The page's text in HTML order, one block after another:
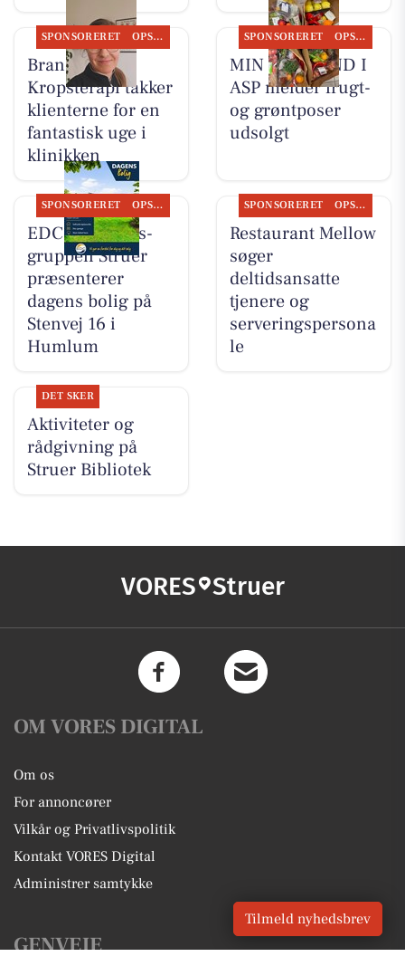
SPONSORERET OPSLAGSTAVLEN
Brandsborgs
Kropsterapi takker
klienterne for en
fantastisk uge i
klinikken
SPONSORERET OPSLAGSTAVLEN
MIN KØBMAND I
ASP melder frugt-
og grøntposer
udsolgt
SPONSORERET OPSLAGSTAVLEN
EDC Ejen­doms­
grup­pen Struer
præsenterer
dagens bolig på
Stenvej 16 i
Humlum
SPONSORERET OPSLAGSTAVLEN
Restaurant Mellow
søger
deltidsansatte
tjenere og
serveringspersona
le
DET SKER
Aktiviteter og
rådgivning på
Struer Bibliotek
VORES Struer
OM VORES DIGITAL
Om os
For annoncører
Vilkår og Privatlivspolitik
Kontakt VORES Digital
Administrer samtykke
GENVEJE
Tilmeld nyhedsbrev